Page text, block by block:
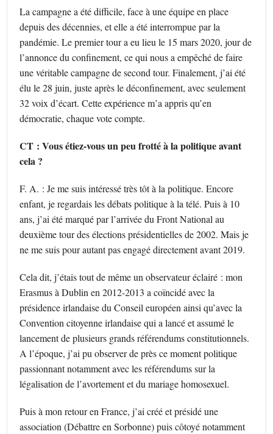
La campagne a été difficile, face à une équipe en place
depuis des décennies, et elle a été interrompue par la
pandémie. Le premier tour a eu lieu le 15 mars 2020, jour de
l’annonce du confinement, ce qui nous a empêché de faire
une véritable campagne de second tour. Finalement, j’ai été
élu le 28 juin, juste après le déconfinement, avec seulement
32 voix d’écart. Cette expérience m’a appris qu’en
démocratie, chaque vote compte.
CT : Vous étiez-vous un peu frotté à la politique avant
cela ?
F. A. : Je me suis intéressé très tôt à la politique. Encore
enfant, je regardais les débats politique à la télé. Puis à 10
ans, j’ai été marqué par l’arrivée du Front National au
deuxième tour des élections présidentielles de 2002. Mais je
ne me suis pour autant pas engagé directement avant 2019.
Cela dit, j’étais tout de même un observateur éclairé : mon
Erasmus à Dublin en 2012-2013 a coïncidé avec la
présidence irlandaise du Conseil européen ainsi qu’avec la
Convention citoyenne irlandaise qui a lancé et assumé le
lancement de plusieurs grands référendums constitutionnels.
A l’époque, j’ai pu observer de près ce moment politique
passionnant notamment avec les référendums sur la
légalisation de l’avortement et du mariage homosexuel.
Puis à mon retour en France, j’ai créé et présidé une
association (Débattre en Sorbonne) puis côtoyé notamment